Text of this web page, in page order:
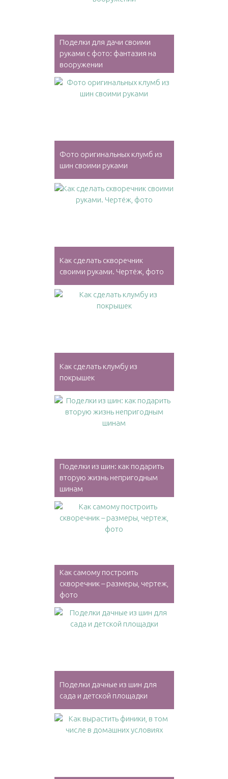
Поделки для дачи своими
руками с фото: фантазия на
вооружении
Фото оригинальных клумб из
шин своими руками
Как сделать скворечник
своими руками. Чертёж, фото
Как сделать клумбу из
покрышек
Поделки из шин: как подарить
вторую жизнь непригодным
шинам
Как самому построить
скворечник – размеры, чертеж,
фото
Поделки дачные из шин для
сада и детской площадки